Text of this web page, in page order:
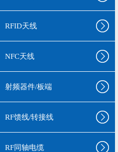
RFID天线
NFC天线
射频器件/板端
RF馈线/转接线
RF同轴电缆